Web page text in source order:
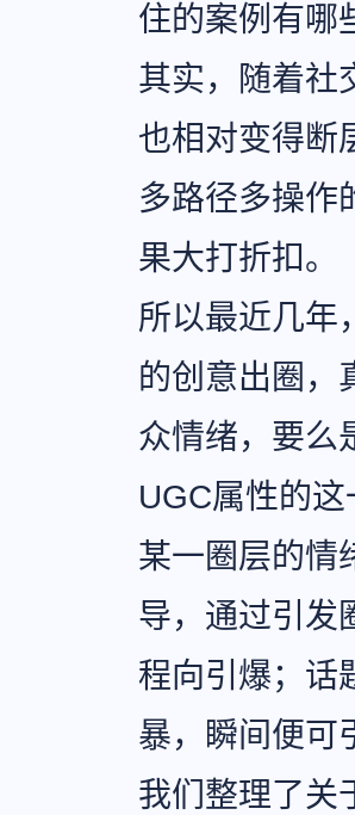
住的案例有哪
其实，随着社
也相对变得断
多路径多操作
果大打折扣。
所以最近几年
的创意出圈，
众情绪，要么
UGC属性的
某一圈层的情
导，通过引发
程向引爆；话
暴，瞬间便可
我们整理了关